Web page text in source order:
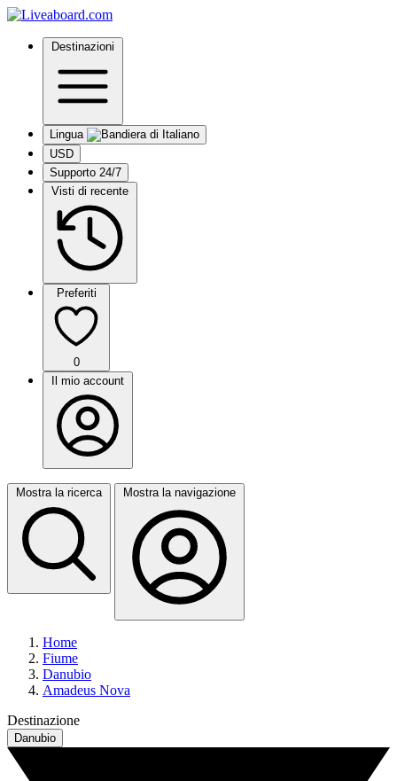
Destinazioni
Lingua
USD
Supporto 24/7
Visti di recente
Preferiti
0
Il mio account
Mostra la ricerca Mostra la navigazione
Home
Fiume
Danubio
Amadeus Nova
Destinazione
Danubio